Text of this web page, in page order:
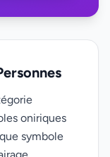
oniriques
symbole